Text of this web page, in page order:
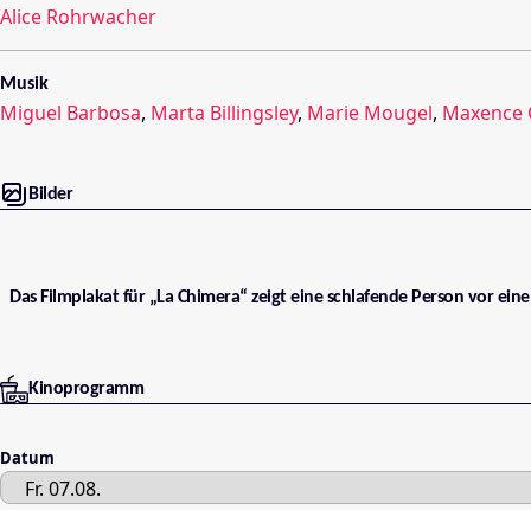
Alice Rohrwacher
Musik
Miguel Barbosa, Marta Billingsley, Marie Mougel, Maxence
Bilder
Das Filmplakat für „La Chimera“ zeigt eine schlafende Person vor
Kinoprogramm
Datum